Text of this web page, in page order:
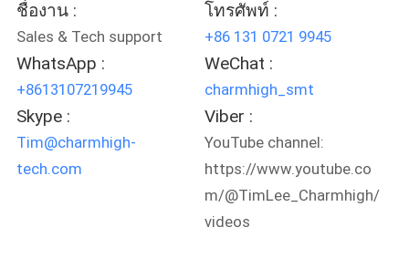
เว็บไซต์
นโยบาย
ความ
เป็น
ชื่องาน :
Sales & Tech support
โทรศัพท์ :
+86 131 0721 9945
WhatsApp :
+8613107219945
WeChat :
charmhigh_smt
Skype :
Tim@charmhigh-
tech.com
Viber :
YouTube channel:
https://www.youtube.co
m/@TimLee_Charmhigh/
videos